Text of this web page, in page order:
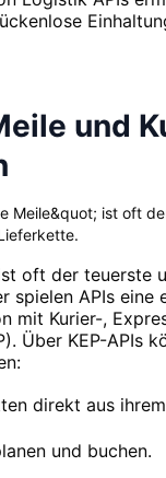
und
Meile&quot; ist oft
oft der teuerste
spielen APIs eine
mit Kurier-,
Über KEP-APIs
direkt aus
und buchen.